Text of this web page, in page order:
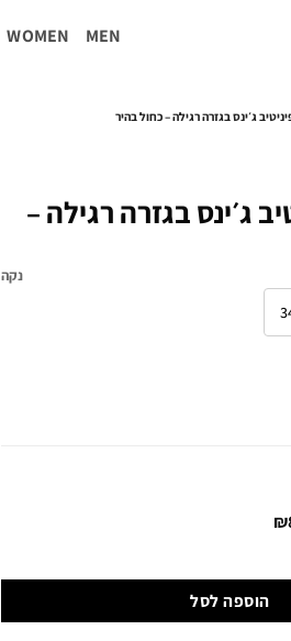
MEN
WOMEN
ג׳ינס בגזרה רגילה –
נקה
₪
הוספה לסל